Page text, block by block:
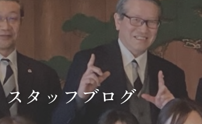
スタッフブログ